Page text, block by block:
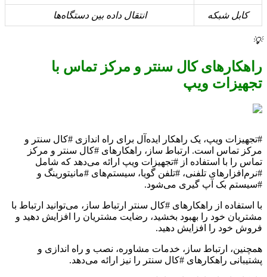
کابل شبکه انتقال داده بین دستگاه‌ها
💡
راهکارهای کال سنتر و مرکز تماس با
تجهیزات ویپ
#تجهیزات ویپ، یک راهکار ایده‌آل برای راه اندازی #کال سنتر و
مرکز تماس است. ارتباط ساز، راهکارهای #کال سنتر و مرکز
تماس را با استفاده از #تجهیزات ویپ ارائه می‌دهد که شامل
#نرم‌افزارهای تلفنی، #تلفن گویا، سیستم‌های #مانیتورینگ و
#سیستم بک آپ گیری می‌شود.
با استفاده از راهکارهای #کال سنتر ارتباط ساز، می‌توانید ارتباط با
مشتریان خود را بهبود بخشید، رضایت مشتریان را افزایش دهید و
فروش خود را افزایش دهید.
همچنین، ارتباط ساز، خدمات مشاوره، نصب و راه اندازی و
پشتیبانی راهکارهای #کال سنتر را نیز ارائه می‌دهد.